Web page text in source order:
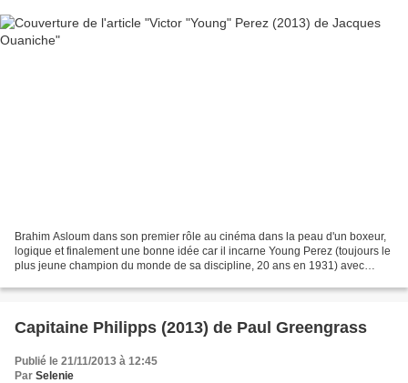
Brahim Asloum dans son premier rôle au cinéma dans la peau d'un boxeur,
logique et finalement une bonne idée car il incarne Young Perez (toujours le
plus jeune champion du monde de sa discipline, 20 ans en 1931) avec
Capitaine Philipps (2013) de Paul Greengrass
Publié le 21/11/2013 à 12:45
Par Selenie